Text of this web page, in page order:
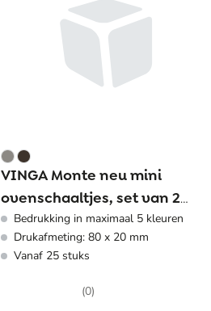
VINGA Monte neu mini
ovenschaaltjes, set van 2
stuks
Bedrukking in maximaal 5 kleuren
Drukafmeting: 80 x 20 mm
Vanaf 25 stuks
(0)